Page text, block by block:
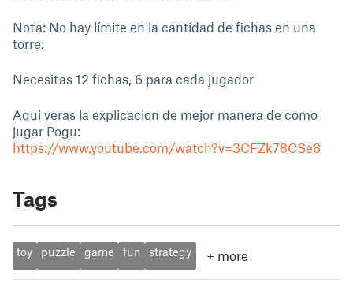
Nota: No hay límite en la cantidad de fichas en una
torre.
Necesitas 12 fichas, 6 para cada jugador
Aqui veras la explicacion de mejor manera de como
jugar Pogu:
https://www.youtube.com/watch?v=3CFZk78CSe8
Tags
toy puzzle game fun strategy + more